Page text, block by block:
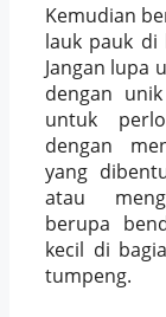
Kemudian
lauk pauk di
Jangan lupa
dengan
untuk
dengan
yang
atau
berupa
kecil di
tumpeng.